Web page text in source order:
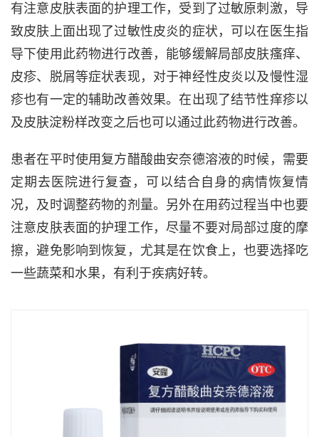
有注意皮肤表面的护理工作，受到了过敏原刺激，导
致皮肤上面出现了过敏性皮炎的症状，可以在医生指
导下使用此药物进行改善，能够缓解局部皮肤瘙痒、
皮疹、脱屑等症状表现，对于神经性皮炎以及慢性湿
疹也有一定的辅助改善效果。在出现了结节性痒疹以
及皮肤淀粉样改变之后也可以通过此药物进行改善。
患者在平时使用复方醋酸曲安奈德溶液的时候，需要
定期去医院进行复查，可以结合自身的病情恢复情
况，及时调整药物的剂量。另外在用药过程当中也要
注意皮肤表面的护理工作，尽量不要对局部过度的摩
擦，避免影响到恢复，尤其是在饮食上，也要选择吃
一些蔬菜和水果，有利于疾病好转。